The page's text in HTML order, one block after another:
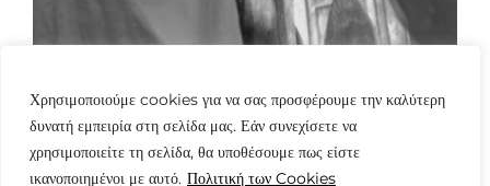
Χρησιμοποιούμε cookies για να σας προσφέρουμε την καλύτερη
δυνατή εμπειρία στη σελίδα μας. Εάν συνεχίσετε να
χρησιμοποιείτε τη σελίδα, θα υποθέσουμε πως είστε
ικανοποιημένοι με αυτό. Πολιτική των Cookies